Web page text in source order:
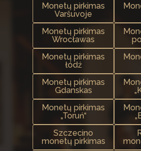
Monetų pirkimas
Varšuvoje
Monetų pirkimas
Wrocławas
Monetų pirkimas
łódź
Monetų pirkimas
Gdanskas
Monetų pirkimas
„Toruń“
Szczecino
monetų pirkimas